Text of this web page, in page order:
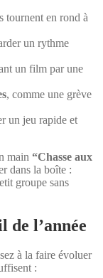
tournent en rond à
un rythme
un film par une
, comme une grève
un jeu rapide et
main “Chasse aux
dans la boîte :
groupe sans
de l’année
à la faire évoluer
: